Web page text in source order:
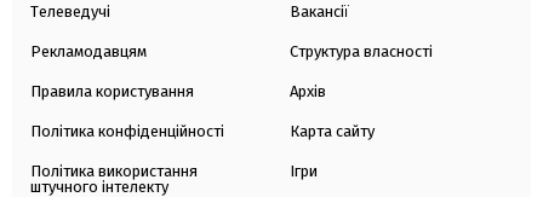
Телеведучі
Рекламодавцям
Правила користування
Політика конфіденційності
Політика використання
штучного інтелекту
Вакансії
Структура власності
Архів
Карта сайту
Ігри